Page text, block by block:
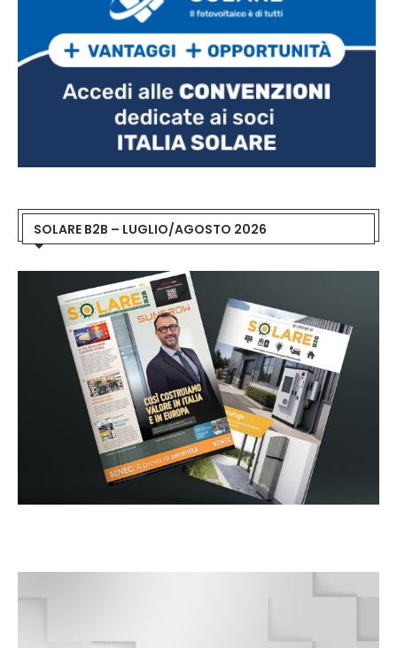
SOLARE B2B – LUGLIO/AGOSTO 2026